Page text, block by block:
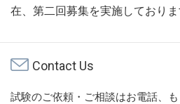
在、第二回募集を実施しており
Contact Us
試験のご依頼・ご相談はお電話、